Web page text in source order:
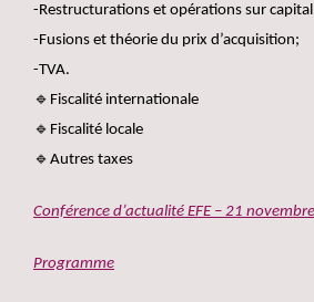
-Restructurations et opérations sur
-Fusions et théorie du prix d’acquisition;
-TVA.
🔹Fiscalité internationale
🔹Fiscalité locale
🔹Autres taxes
Conférence d’actualité EFE – 21
Programme